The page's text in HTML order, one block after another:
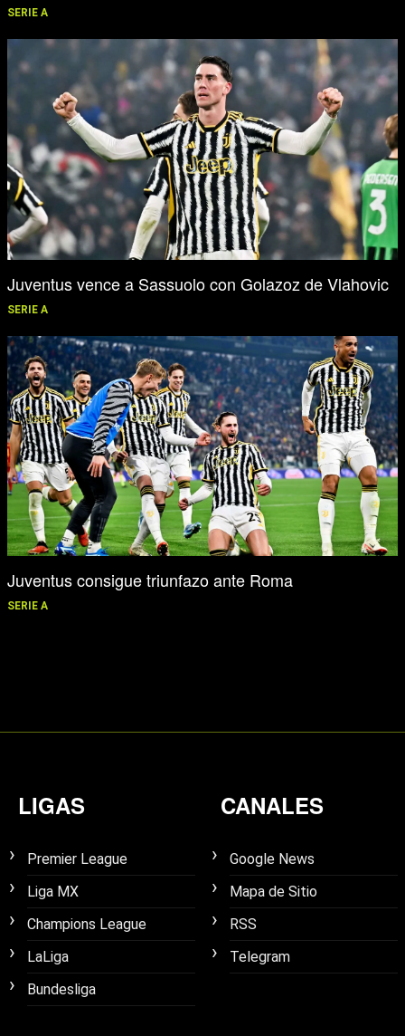
SERIE A
Juventus vence a Sassuolo con Golazoz de Vlahovic
SERIE A
Juventus consigue triunfazo ante Roma
SERIE A
LIGAS
Premier League
Liga MX
Champions League
LaLiga
Bundesliga
CANALES
Google News
Mapa de Sitio
RSS
Telegram